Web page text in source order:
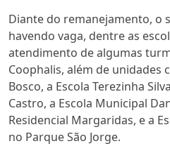
Diante do remanejamento, o
havendo vaga, dentre as
atendimento de algumas
Coophalis, além de unidades
Bosco, a Escola Terezinha
Castro, a Escola Municipal
Residencial Margaridas, e a
no Parque São Jorge.